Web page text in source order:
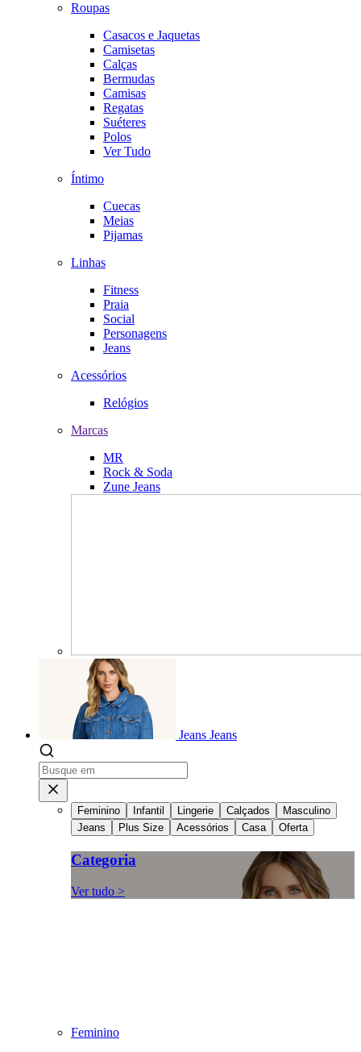
Roupas
Casacos e Jaquetas
Camisetas
Calças
Bermudas
Camisas
Regatas
Suéteres
Polos
Ver Tudo
Íntimo
Cuecas
Meias
Pijamas
Linhas
Fitness
Praia
Social
Personagens
Jeans
Acessórios
Relógios
Marcas
MR
Rock & Soda
Zune Jeans
Jeans Jeans
Feminino Infantil Lingerie Calçados
Masculino
Jeans
Plus Size Acessórios Casa Oferta
Categoria
Ver tudo >
Feminino